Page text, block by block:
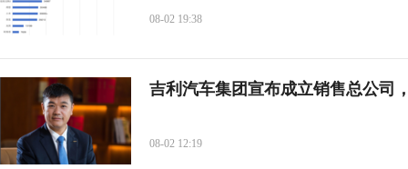
08-02 19:38
吉利汽车集团宣布成立销售总公司
08-02 12:19